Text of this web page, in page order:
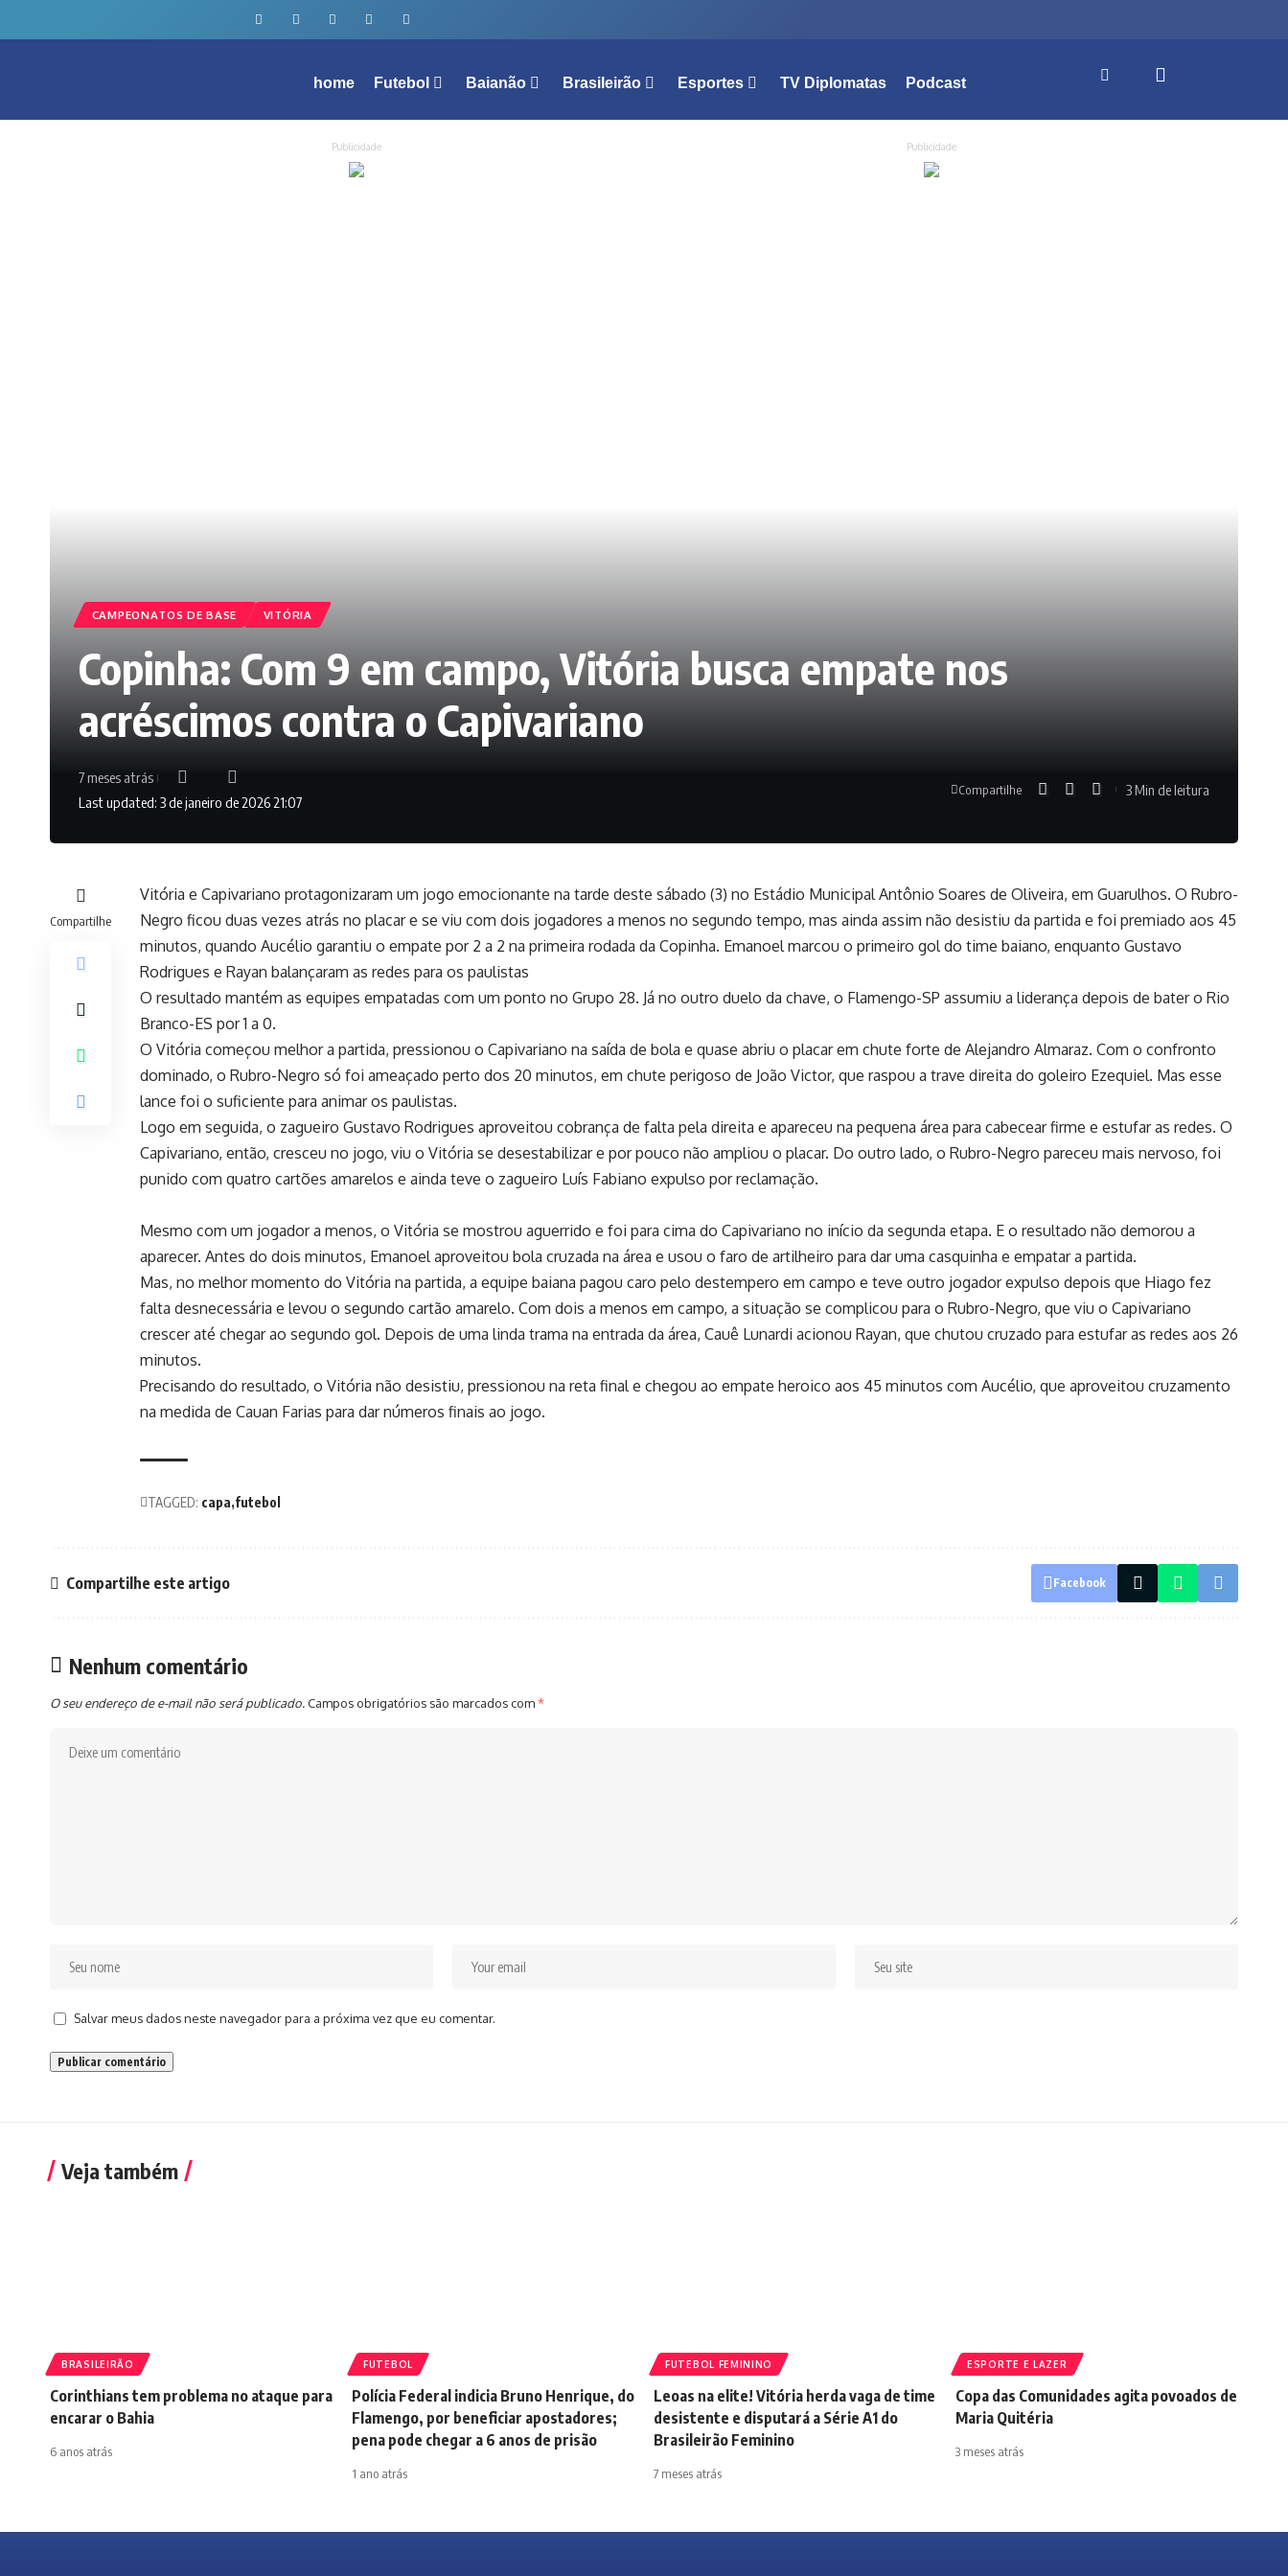
home Futebol Baianão Brasileirão Esportes TV Diplomatas Podcast
Publicidade Publicidade
CAMPEONATOS DE BASE VITÓRIA
Copinha: Com 9 em campo, Vitória busca empate nos
acréscimos contra o Capivariano
Last updated: 3 de janeiro de 2026 21:07
7 meses atrás
Compartilhe 3 Min de leitura
Compartilhe
Vitória e Capivariano protagonizaram um jogo emocionante na tarde deste sábado (3) no Estádio Municipal Antônio Soares de Oliveira, em Guarulhos. O Rubro-
Negro ficou duas vezes atrás no placar e se viu com dois jogadores a menos no segundo tempo, mas ainda assim não desistiu da partida e foi premiado aos 45
minutos, quando Aucélio garantiu o empate por 2 a 2 na primeira rodada da Copinha. Emanoel marcou o primeiro gol do time baiano, enquanto Gustavo
Rodrigues e Rayan balançaram as redes para os paulistas
O resultado mantém as equipes empatadas com um ponto no Grupo 28. Já no outro duelo da chave, o Flamengo-SP assumiu a liderança depois de bater o Rio
Branco-ES por 1 a 0.
O Vitória começou melhor a partida, pressionou o Capivariano na saída de bola e quase abriu o placar em chute forte de Alejandro Almaraz. Com o confronto
dominado, o Rubro-Negro só foi ameaçado perto dos 20 minutos, em chute perigoso de João Victor, que raspou a trave direita do goleiro Ezequiel. Mas esse
lance foi o suficiente para animar os paulistas.
Logo em seguida, o zagueiro Gustavo Rodrigues aproveitou cobrança de falta pela direita e apareceu na pequena área para cabecear firme e estufar as redes. O
Capivariano, então, cresceu no jogo, viu o Vitória se desestabilizar e por pouco não ampliou o placar. Do outro lado, o Rubro-Negro pareceu mais nervoso, foi
punido com quatro cartões amarelos e ainda teve o zagueiro Luís Fabiano expulso por reclamação.
Mesmo com um jogador a menos, o Vitória se mostrou aguerrido e foi para cima do Capivariano no início da segunda etapa. E o resultado não demorou a
aparecer. Antes do dois minutos, Emanoel aproveitou bola cruzada na área e usou o faro de artilheiro para dar uma casquinha e empatar a partida.
Mas, no melhor momento do Vitória na partida, a equipe baiana pagou caro pelo destempero em campo e teve outro jogador expulso depois que Hiago fez
falta desnecessária e levou o segundo cartão amarelo. Com dois a menos em campo, a situação se complicou para o Rubro-Negro, que viu o Capivariano
crescer até chegar ao segundo gol. Depois de uma linda trama na entrada da área, Cauê Lunardi acionou Rayan, que chutou cruzado para estufar as redes aos 26
minutos.
Precisando do resultado, o Vitória não desistiu, pressionou na reta final e chegou ao empate heroico aos 45 minutos com Aucélio, que aproveitou cruzamento
na medida de Cauan Farias para dar números finais ao jogo.
TAGGED: capa futebol
Compartilhe este artigo Facebook
Nenhum comentário
O seu endereço de e-mail não será publicado. Campos obrigatórios são marcados com*
Salvar meus dados neste navegador para a próxima vez que eu comentar.
Veja também
BRASILEIRÃO
Corinthians tem problema no ataque para
encarar o Bahia
6 anos atrás
FUTEBOL
Polícia Federal indicia Bruno Henrique, do
Flamengo, por beneficiar apostadores;
pena pode chegar a 6 anos de prisão
1 ano atrás
FUTEBOL FEMININO
Leoas na elite! Vitória herda vaga de time
desistente e disputará a Série A1 do
Brasileirão Feminino
7 meses atrás
ESPORTE E LAZER
Copa das Comunidades agita povoados de
Maria Quitéria
3 meses atrás